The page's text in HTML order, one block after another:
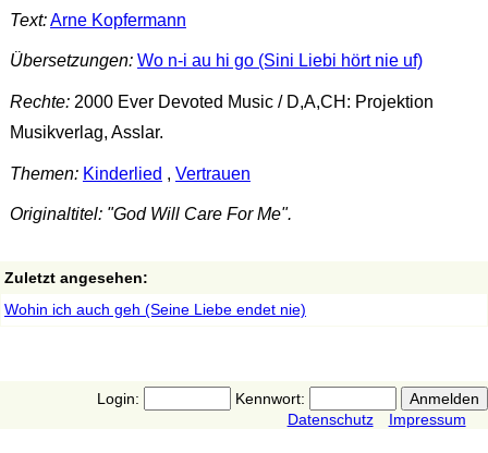
Text:Arne Kopfermann
Übersetzungen: Wo n-i au hi go (Sini Liebi hört nie uf)
Rechte:2000 Ever Devoted Music / D,A,CH: Projektion
Musikverlag, Asslar.
Themen: Kinderlied , Vertrauen
Originaltitel: "God Will Care For Me".
Zuletzt angesehen:
Wohin ich auch geh (Seine Liebe endet nie)
Login:
Kennwort:
Datenschutz
Impressum